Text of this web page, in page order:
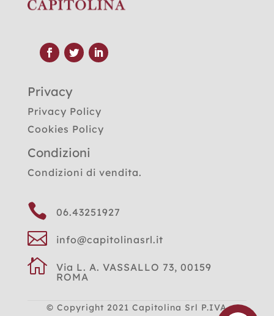
Privacy
Privacy Policy
Cookies Policy
Condizioni
Condizioni di vendita.
 06.43251927
 info@capitolinasrl.it

Via L. A. VASSALLO 73, 00159
ROMA
© Copyright 2021Capitolina Srl P.IVA